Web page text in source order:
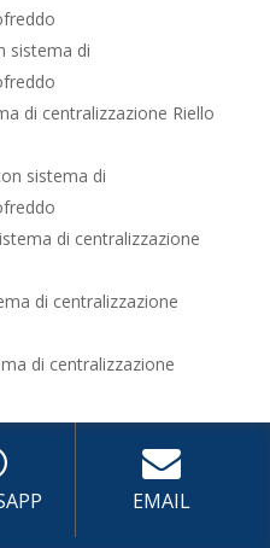
sistema di
di centralizzazione Riello
sistema di
di centralizzazione
di centralizzazione
di centralizzazione
ASSISTENZA PER
EMAIL